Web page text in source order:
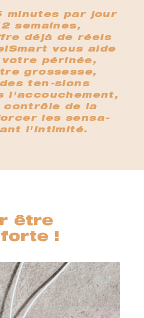
minutes par jour
semaines,
déjà de réels
vous aide
périnée,
grossesse,
ten-sions
l'accouchement,
contrôle de la
les sensa-
l'intimité.
être
!